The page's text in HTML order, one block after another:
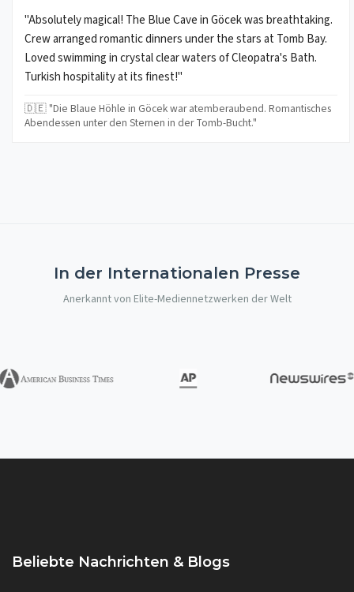
"Absolutely magical! The Blue Cave in Göcek was breathtaking.
Crew arranged romantic dinners under the stars at Tomb Bay.
Loved swimming in crystal clear waters of Cleopatra's Bath.
Turkish hospitality at its finest!"
🇩🇪 "Die Blaue Höhle in Göcek war atemberaubend. Romantisches
Abendessen unter den Sternen in der Tomb-Bucht."
In der Internationalen Presse
Anerkannt von Elite-Mediennetzwerken der Welt
Beliebte Nachrichten & Blogs